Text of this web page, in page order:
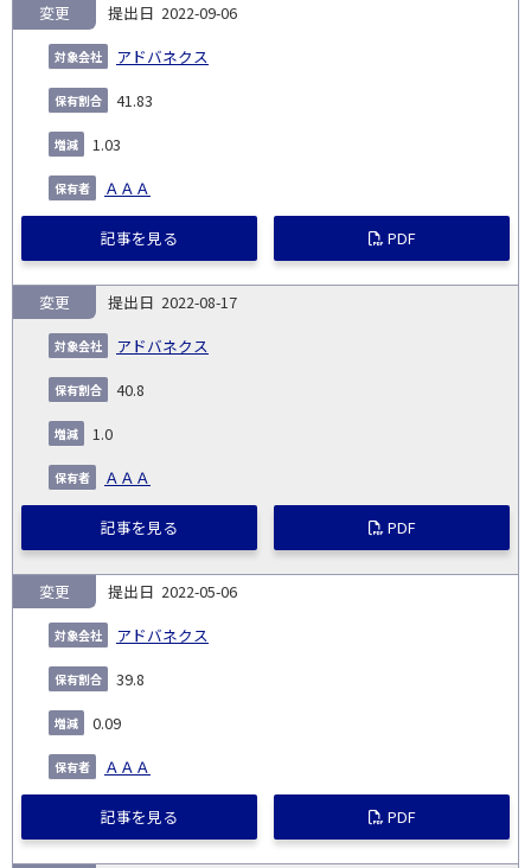
2022-09-06
アドバネクス
変更
41.83
1.03
ＡＡＡ
記事を見る PDF
2022-08-17
アドバネクス
変更
40.8
1.0
ＡＡＡ
記事を見る PDF
2022-05-06
アドバネクス
変更
39.8
0.09
ＡＡＡ
記事を見る PDF